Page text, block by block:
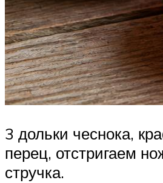
3 дольки чеснока,
перец, отстригаем
стручка.